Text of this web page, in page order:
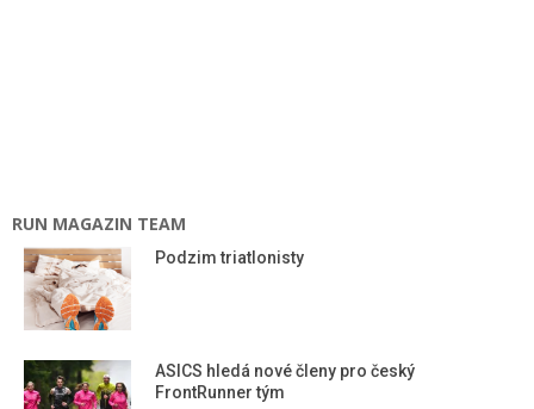
RUN MAGAZIN TEAM
Podzim triatlonisty
ASICS hledá nové členy pro český
FrontRunner tým